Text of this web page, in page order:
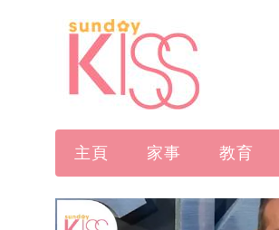
主頁 家事 教育